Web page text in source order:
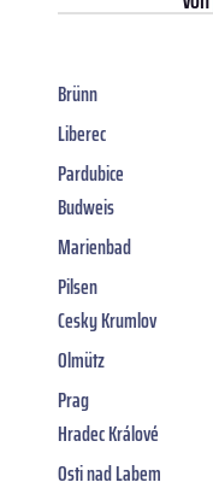
Brünn
Liberec
Pardubice
Budweis
Marienbad
Pilsen
Cesky Krumlov
Olmütz
Prag
Hradec Králové
Osti nad Labem